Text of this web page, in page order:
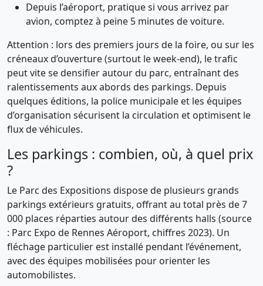
Depuis l’aéroport, pratique si vous arrivez par
avion, comptez à peine 5 minutes de voiture.
Attention : lors des premiers jours de la foire, ou sur les
créneaux d’ouverture (surtout le week-end), le trafic
peut vite se densifier autour du parc, entraînant des
ralentissements aux abords des parkings. Depuis
quelques éditions, la police municipale et les équipes
d’organisation sécurisent la circulation et optimisent le
flux de véhicules.
Les parkings : combien, où, à quel prix
?
Le Parc des Expositions dispose de plusieurs grands
parkings extérieurs gratuits, offrant au total près de 7
000 places réparties autour des différents halls (source
: Parc Expo de Rennes Aéroport, chiffres 2023). Un
fléchage particulier est installé pendant l’événement,
avec des équipes mobilisées pour orienter les
automobilistes.